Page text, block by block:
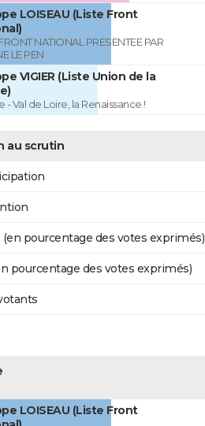
LOISEAU (Liste Front
NATIONAL PRESENTEE PAR
LE PEN
VIGIER (Liste Union de la
- Val de Loire, la Renaissance !
au scrutin
(en pourcentage des votes exprimés)
pourcentage des votes exprimés)
LOISEAU (Liste Front